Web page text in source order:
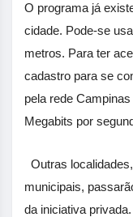
O programa já
cidade. Pode-se
metros. Para ter
cadastro para se
pela rede
Megabits por
Outras
municipais,
da iniciativa